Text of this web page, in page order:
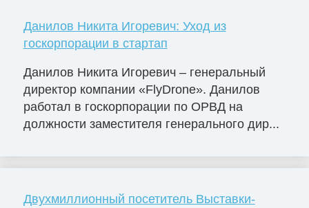
Данилов Никита Игоревич: Уход из
госкорпорации в стартап
Данилов Никита Игоревич – генеральный
директор компании «FlyDrone». Данилов
работал в госкорпорации по ОРВД на
должности заместителя генерального дир...
Двухмиллионный посетитель Выставки-